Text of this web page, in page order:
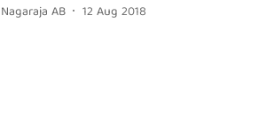
Nagaraja AB 12 Aug 2018